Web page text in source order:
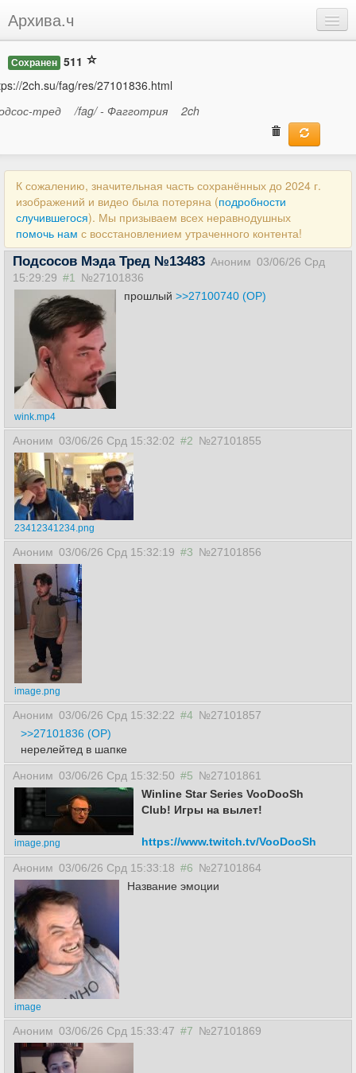
Архива.ч
Войти
Сохранен 511
2ch.su/fag/res/27101836.html
тред
/fag/ - Фагготрия 2ch
К сожалению, значительная часть сохранённых до 2024 г.
изображений и видео была потеряна (подробности
случившегося). Мы призываем всех неравнодушных
помочь нам с восстановлением утраченного контента!
Подсосов Мэда Тред №13483 Аноним 03/06/26 Срд
15:29:29 #1 №27101836
wink.mp4
прошлый >>27100740 (OP)
Аноним 03/06/26 Срд 15:32:02 #2 №27101855
23412341234.png
Аноним 03/06/26 Срд 15:32:19 #3 №27101856
image.png
Аноним 03/06/26 Срд 15:32:22 #4 №27101857
>>27101836 (OP)
нерелейтед в шапке
Аноним 03/06/26 Срд 15:32:50 #5 №27101861
image.png
Winline Star Series VooDooSh
Club! Игры на вылет!
https://www.twitch.tv/VooDooSh
Аноним 03/06/26 Срд 15:33:18 #6 №27101864
image
Название эмоции
Аноним 03/06/26 Срд 15:33:47 #7 №27101869